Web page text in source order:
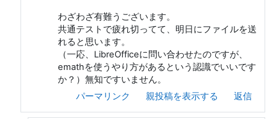
わざわざ有難うございます。
共通テストで疲れ切ってて、明日にファイルを送
れると思います。
（一応、LibreOfficeに問い合わせたのですが、
emathを使うやり方があるという認識でいいです
か？）無知ですいません。
パーマリンク
親投稿を表示する 返信